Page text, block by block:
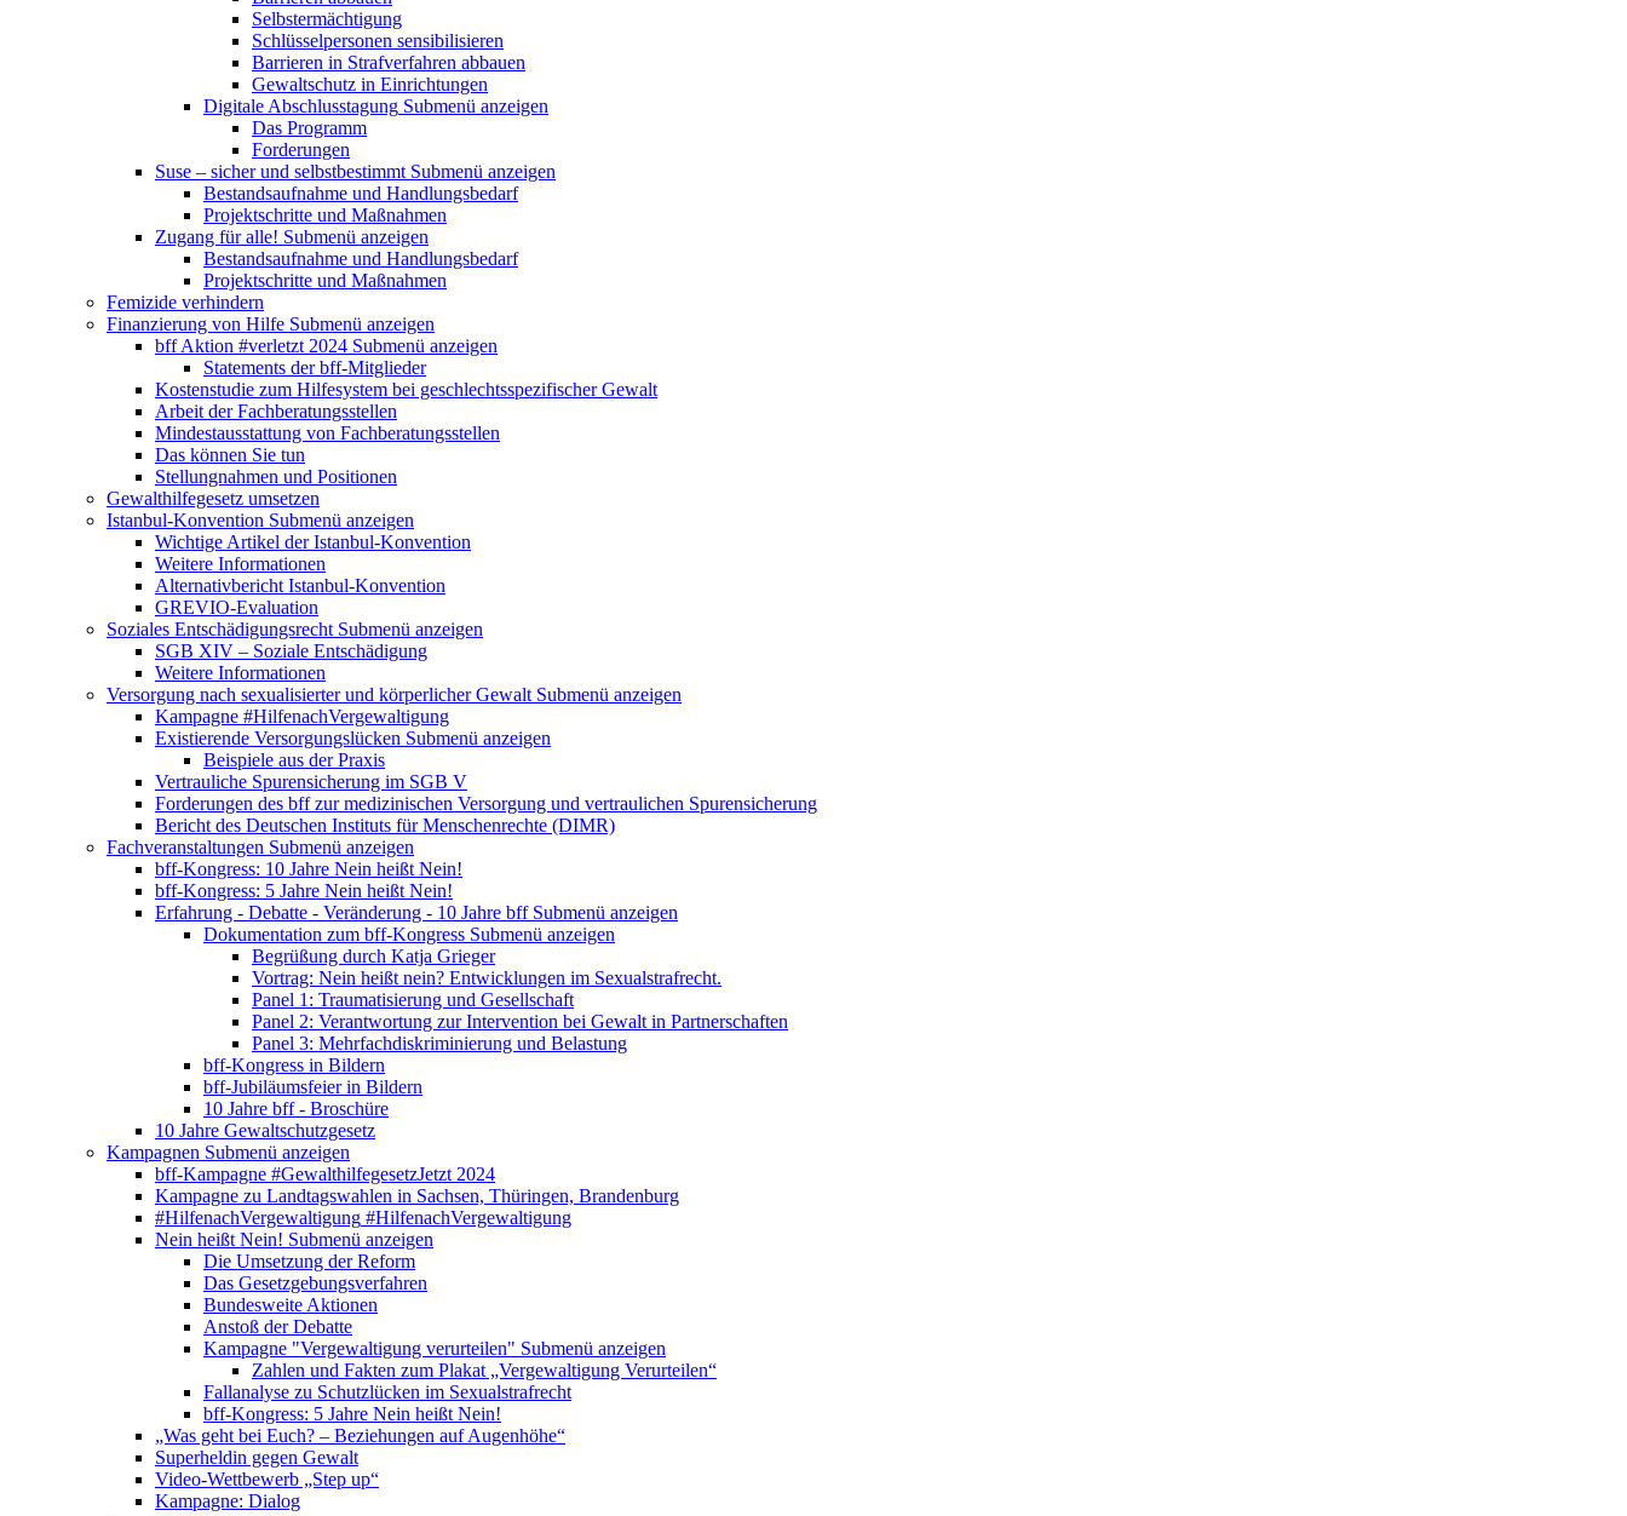
Selbstermächtigung
Schlüsselpersonen sensibilisieren
Barrieren in Strafverfahren abbauen
Gewaltschutz in Einrichtungen
Digitale Abschlusstagung Submenü anzeigen
Das Programm
Forderungen
Suse – sicher und selbstbestimmt Submenü anzeigen
Bestandsaufnahme und Handlungsbedarf
Projektschritte und Maßnahmen
Zugang für alle! Submenü anzeigen
Bestandsaufnahme und Handlungsbedarf
Projektschritte und Maßnahmen
Femizide verhindern
Finanzierung von Hilfe Submenü anzeigen
bff Aktion #verletzt 2024 Submenü anzeigen
Statements der bff-Mitglieder
Kostenstudie zum Hilfesystem bei geschlechtsspezifischer Gewalt
Arbeit der Fachberatungsstellen
Mindestausstattung von Fachberatungsstellen
Das können Sie tun
Stellungnahmen und Positionen
Gewalthilfegesetz umsetzen
Istanbul-Konvention Submenü anzeigen
Wichtige Artikel der Istanbul-Konvention
Weitere Informationen
Alternativbericht Istanbul-Konvention
GREVIO-Evaluation
Soziales Entschädigungsrecht Submenü anzeigen
SGB XIV – Soziale Entschädigung
Weitere Informationen
Versorgung nach sexualisierter und körperlicher Gewalt Submenü anzeigen
Kampagne #HilfenachVergewaltigung
Existierende Versorgungslücken Submenü anzeigen
Beispiele aus der Praxis
Vertrauliche Spurensicherung im SGB V
Forderungen des bff zur medizinischen Versorgung und vertraulichen Spurensicherung
Bericht des Deutschen Instituts für Menschenrechte (DIMR)
Fachveranstaltungen Submenü anzeigen
bff-Kongress: 10 Jahre Nein heißt Nein!
bff-Kongress: 5 Jahre Nein heißt Nein!
Erfahrung - Debatte - Veränderung - 10 Jahre bff Submenü anzeigen
Dokumentation zum bff-Kongress Submenü anzeigen
Begrüßung durch Katja Grieger
Vortrag: Nein heißt nein? Entwicklungen im Sexualstrafrecht.
Panel 1: Traumatisierung und Gesellschaft
Panel 2: Verantwortung zur Intervention bei Gewalt in Partnerschaften
Panel 3: Mehrfachdiskriminierung und Belastung
bff-Kongress in Bildern
bff-Jubiläumsfeier in Bildern
10 Jahre bff - Broschüre
10 Jahre Gewaltschutzgesetz
Kampagnen Submenü anzeigen
bff-Kampagne #GewalthilfegesetzJetzt 2024
Kampagne zu Landtagswahlen in Sachsen, Thüringen, Brandenburg
#HilfenachVergewaltigung #HilfenachVergewaltigung
Nein heißt Nein! Submenü anzeigen
Die Umsetzung der Reform
Das Gesetzgebungsverfahren
Bundesweite Aktionen
Anstoß der Debatte
Kampagne "Vergewaltigung verurteilen" Submenü anzeigen
Zahlen und Fakten zum Plakat „Vergewaltigung Verurteilen“
Fallanalyse zu Schutzlücken im Sexualstrafrecht
bff-Kongress: 5 Jahre Nein heißt Nein!
„Was geht bei Euch? – Beziehungen auf Augenhöhe“
Superheldin gegen Gewalt
Video-Wettbewerb „Step up“
Kampagne: Dialog